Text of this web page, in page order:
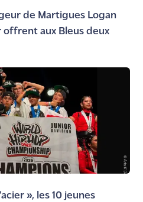
de Martigues Logan
offrent aux Bleus deux
», les 10 jeunes